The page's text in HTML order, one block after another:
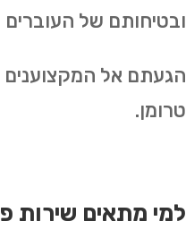
ובטיחותם של
הגעתם אל המקצוענים
טרומן.
למי מתאים שירות